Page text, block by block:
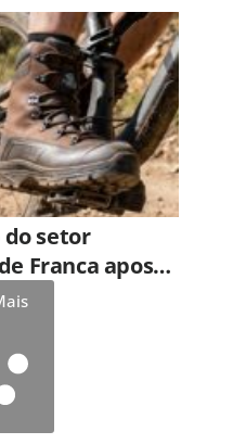
do setor
Franca aposta
em nicho